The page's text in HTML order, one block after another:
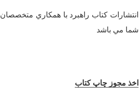
انتشارات كتاب راهبرد با همكاري متخصصان
شما مي باشد
اخذ مجوز چاپ کتاب